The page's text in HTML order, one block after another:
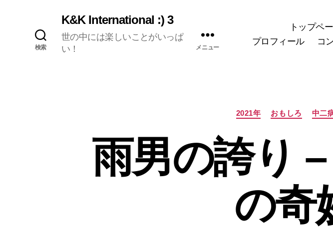
検索
K&K International :) 3
世の中には楽しいことがいっぱ
い！
メニュー
トップペ
プロフィール
コ
2021年 おもしろ 中二
雨男の誇り
の奇